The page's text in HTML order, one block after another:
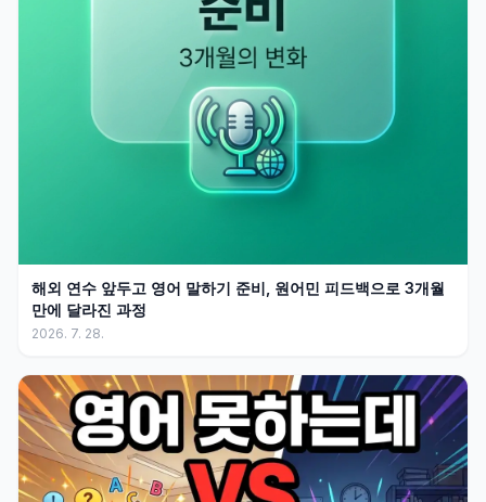
해외 연수 앞두고 영어 말하기 준비, 원어민 피드백으로 3개월
만에 달라진 과정
2026. 7. 28.